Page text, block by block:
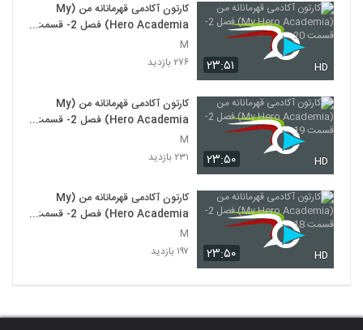
۲۳:۵۱ HD
کارتون آکادمی قهرمانانه من (My
Hero Academia) فصل 2- قسمت
20
M
۲۷۶ بازدید
۲۳:۵۰ HD
کارتون آکادمی قهرمانانه من (My
Hero Academia) فصل 2- قسمت
19
M
۲۳۱ بازدید
۲۳:۵۰ HD
کارتون آکادمی قهرمانانه من (My
Hero Academia) فصل 2- قسمت
18
M
۱۹۷ بازدید